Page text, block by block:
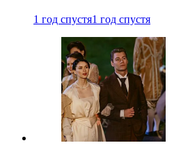
1 год спустя1 год спустя